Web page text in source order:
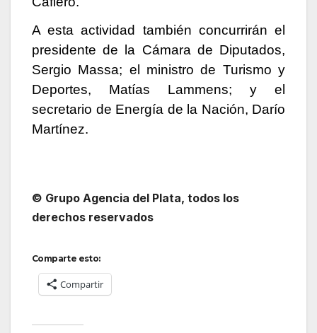
A esta actividad también concurrirán el
presidente de la Cámara de Diputados,
Sergio Massa; el ministro de Turismo y
Deportes, Matías Lammens; y el
secretario de Energía de la Nación, Darío
Martínez.
© Grupo Agencia del Plata, todos los
derechos reservados
Comparte esto:
Compartir